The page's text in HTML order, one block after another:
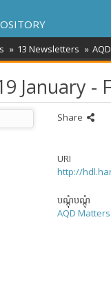
13 Newsletters
January -
Share
URI
http://
បណ្តុំបណ្តុំ
AQD Matters